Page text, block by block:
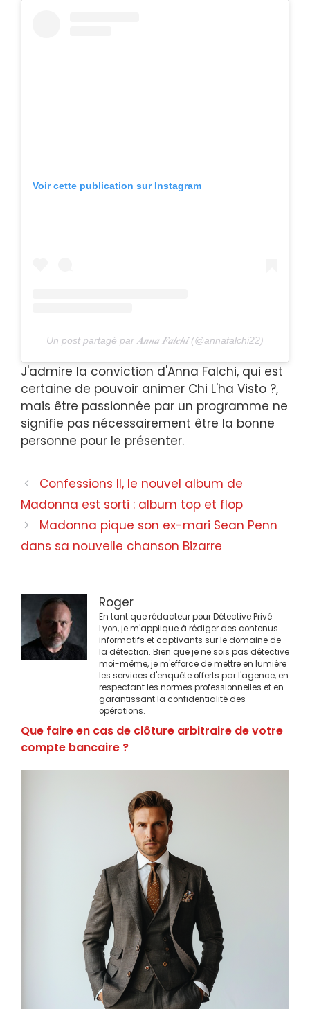
Voir cette publication sur Instagram
Un post partagé par 𝑨𝒏𝒏𝒂 𝑭𝒂𝒍𝒄𝒉𝒊 (@annafalchi22)
J'admire la conviction d'Anna Falchi, qui est
certaine de pouvoir animer Chi L'ha Visto ?,
mais être passionnée par un programme ne
signifie pas nécessairement être la bonne
personne pour le présenter.
Navigation
des
Confessions II, le nouvel album de
Madonna est sorti : album top et flop
Madonna pique son ex-mari Sean Penn
dans sa nouvelle chanson Bizarre
Roger
En tant que rédacteur pour Détective Privé
Lyon, je m'applique à rédiger des contenus
informatifs et captivants sur le domaine de
la détection. Bien que je ne sois pas détective
moi-même, je m'efforce de mettre en lumière
les services d'enquête offerts par l'agence, en
respectant les normes professionnelles et en
garantissant la confidentialité des
opérations.
Que faire en cas de clôture arbitraire de votre
compte bancaire ?